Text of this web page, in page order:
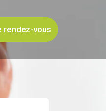
rendez-vous